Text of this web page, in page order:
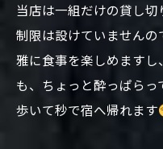
当店は一組だけの貸し
制限は設けていません
雅に食事を楽しめます
も、ちょっと酔っぱらっ
歩いて秒で宿へ帰れます